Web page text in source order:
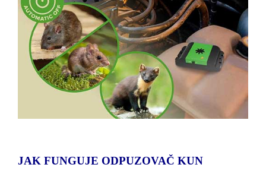
JAK FUNGUJE ODPUZOVAČ KUN